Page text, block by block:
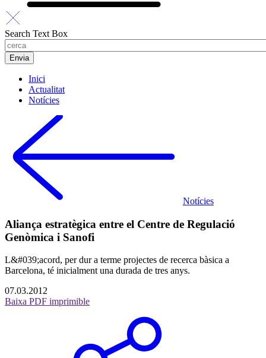
Search Text Box
Inici
Actualitat
Notícies
Notícies
Aliança estratègica entre el Centre de Regulació
Genòmica i Sanofi
L&#039;acord, per dur a terme projectes de recerca bàsica a
Barcelona, té inicialment una durada de tres anys.
07.03.2012
Baixa PDF imprimible